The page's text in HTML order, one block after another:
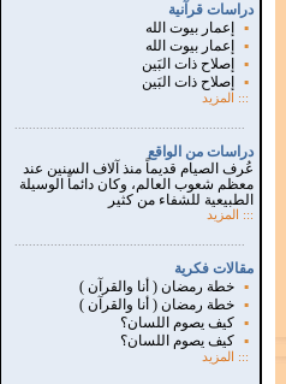
دراسات قرآنية
▪
إعمار بيوت الله
▪
إعمار بيوت الله
▪
إصلاح ذات البَين
▪
إصلاح ذات البَين
:::
المزيد
دراسات من الواقع
عُرف الصيام قديماً منذ آلاف السنين عند
معظم شعوب العالم، وكان دائماً الوسيلة
الطبيعية للشفاء من كثير
:::
المزيد
مقالات فكرية
▪
خطة رمضان ( أنا والقرآن )
▪
خطة رمضان ( أنا والقرآن )
▪
كيف يصوم اللسان؟
▪
كيف يصوم اللسان؟
:::
المزيد